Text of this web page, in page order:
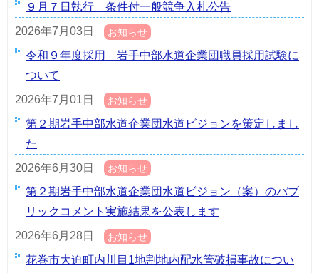
９月７日執行 条件付一般競争入札公告
2026年7月03日
お知らせ
令和９年度採用 岩手中部水道企業団職員採用試験に
ついて
2026年7月01日
お知らせ
第２期岩手中部水道企業団水道ビジョンを策定しまし
た
2026年6月30日
お知らせ
第２期岩手中部水道企業団水道ビジョン（案）のパブ
リックコメント実施結果を公表します
2026年6月28日
お知らせ
花巻市大迫町内川目1地割地内配水管破損事故につい